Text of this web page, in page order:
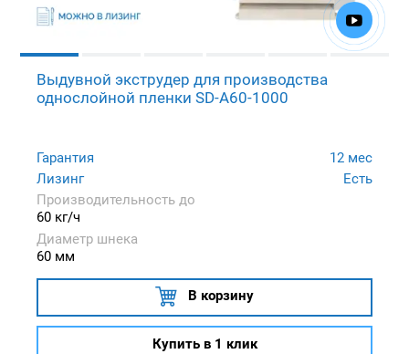
Выдувной экструдер для производства
однослойной пленки SD-A60-1000
Гарантия
12 мес
Лизинг
Есть
Производительность до
60 кг/ч
Диаметр шнека
60 мм
В корзину
Купить в 1 клик